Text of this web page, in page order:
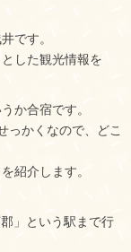
です。
した観光情報を
か合宿です。
っかくなので、どこ
紹介します。
」という駅まで行